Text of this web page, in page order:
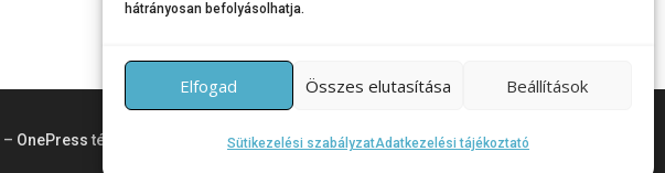
hátrányosan befolyásolhatja.
Elfogad Összes elutasítása Beállítások
Sütikezelési szabályzatAdatkezelési tájékoztató
– OnePresstéma FameThemes által